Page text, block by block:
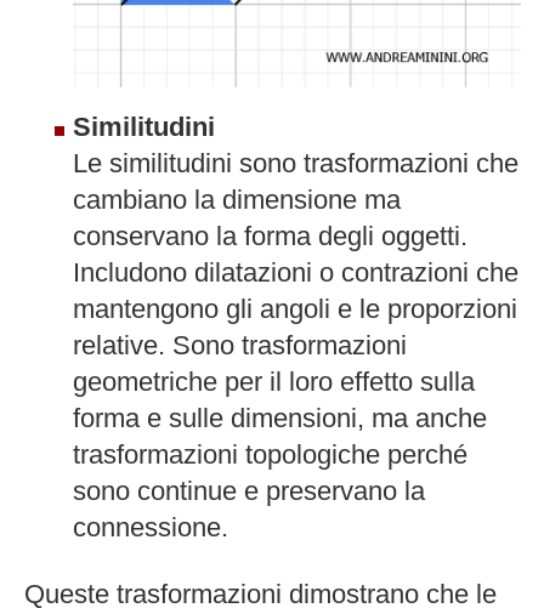
Similitudini
Le similitudini sono trasformazioni che
cambiano la dimensione ma
conservano la forma degli oggetti.
Includono dilatazioni o contrazioni che
mantengono gli angoli e le proporzioni
relative. Sono trasformazioni
geometriche per il loro effetto sulla
forma e sulle dimensioni, ma anche
trasformazioni topologiche perché
sono continue e preservano la
connessione.
Queste trasformazioni dimostrano che le